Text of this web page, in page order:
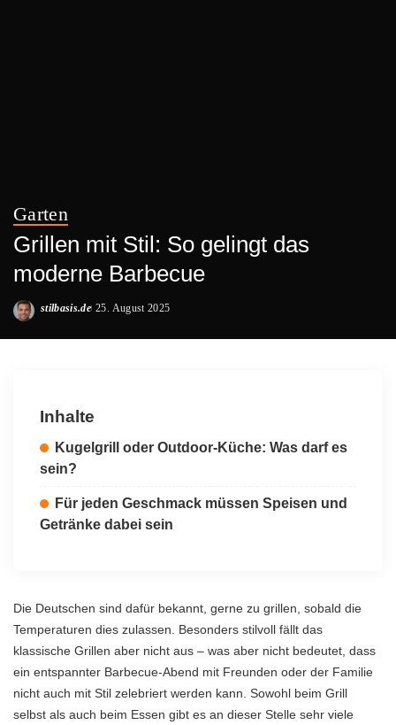
Garten
Grillen mit Stil: So gelingt das
moderne Barbecue
Posted
stilbasis.de 25. August 2025
Inhalte
Kugelgrill oder Outdoor-Küche: Was darf es
sein?
Für jeden Geschmack müssen Speisen und
Getränke dabei sein
Die Deutschen sind dafür bekannt, gerne zu grillen, sobald die
Temperaturen dies zulassen. Besonders stilvoll fällt das
klassische Grillen aber nicht aus – was aber nicht bedeutet, dass
ein entspannter Barbecue-Abend mit Freunden oder der Familie
nicht auch mit Stil zelebriert werden kann. Sowohl beim Grill
selbst als auch beim Essen gibt es an dieser Stelle sehr viele